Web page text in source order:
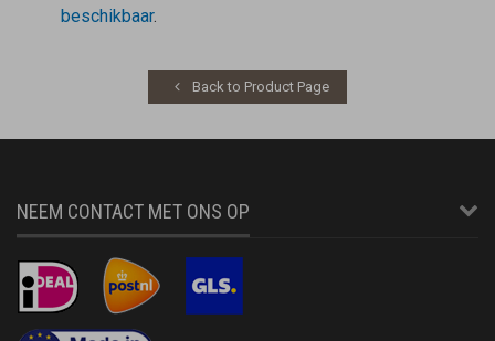
beschikbaar.
Back to Product Page
NEEM CONTACT MET ONS OP